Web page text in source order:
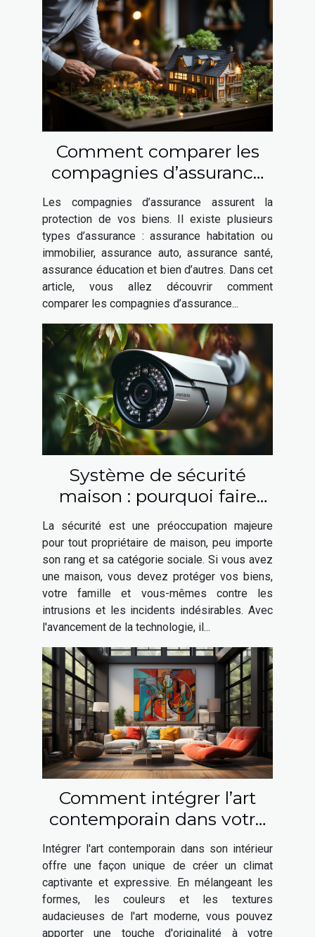
Comment comparer les
compagnies d’assurance
habitation ?
Les compagnies d’assurance assurent la
protection de vos biens. Il existe plusieurs
types d’assurance : assurance habitation ou
immobilier, assurance auto, assurance santé,
assurance éducation et bien d’autres. Dans cet
article, vous allez découvrir comment
comparer les compagnies d’assurance...
Système de sécurité
maison : pourquoi faire
appel à un expert en
sécurité ?
La sécurité est une préoccupation majeure
pour tout propriétaire de maison, peu importe
son rang et sa catégorie sociale. Si vous avez
une maison, vous devez protéger vos biens,
votre famille et vous-mêmes contre les
intrusions et les incidents indésirables. Avec
l'avancement de la technologie, il...
Comment intégrer l’art
contemporain dans votre
intérieur ?
Intégrer l'art contemporain dans son intérieur
offre une façon unique de créer un climat
captivante et expressive. En mélangeant les
formes, les couleurs et les textures
audacieuses de l'art moderne, vous pouvez
apporter une touche d'originalité à votre